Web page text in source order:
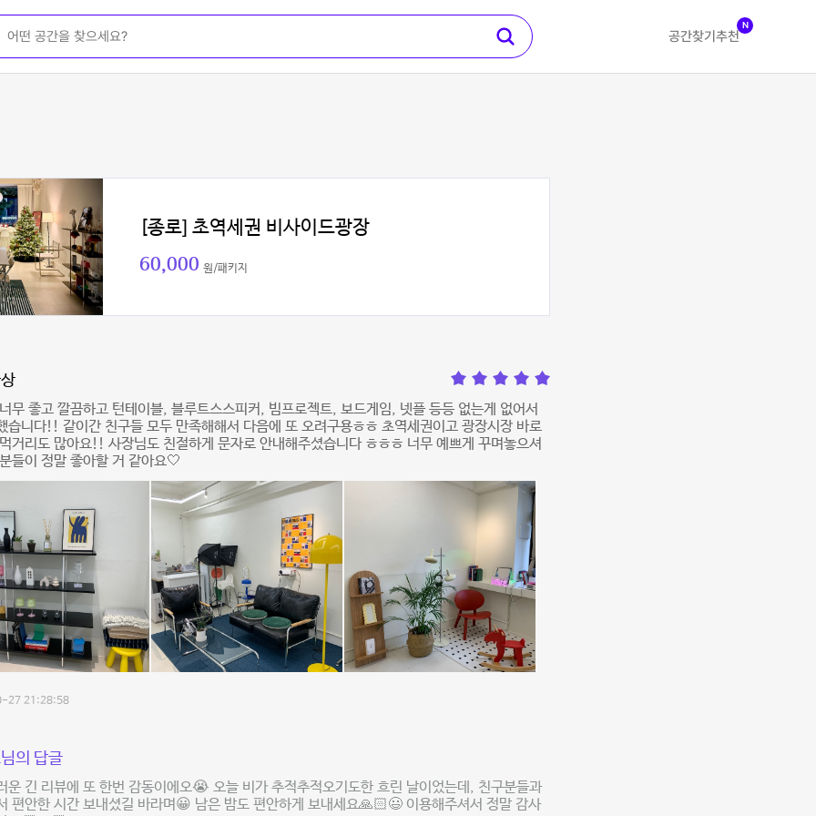
공간찾기 추천
N
[종로] 초역세권 비사이드광장
60,000 원/패키지
무 좋고 깔끔하고 턴테이블, 블루트스스피커, 빔프로젝트, 보드게임, 넷플 등등 없는게 없어서
습니다!! 같이간 친구들 모두 만족해해서 다음에 또 오려구용ㅎㅎ 초역세권이고 광장시장 바로
거리도 많아요!! 사장님도 친절하게 문자로 안내해주셨습니다 ㅎㅎㅎ 너무 예쁘게 꾸며놓으셔
들이 정말 좋아할 거 같아요🤍
27 21:28:58
의 답글
운 긴 리뷰에 또 한번 감동이에오😭 오늘 비가 추적추적오기도한 흐린 날이었는데, 친구분들과
편안한 시간 보내셨길 바라며😀 남은 밤도 편안하게 보내세요🙏🏻😃 이용해주셔서 정말 감사